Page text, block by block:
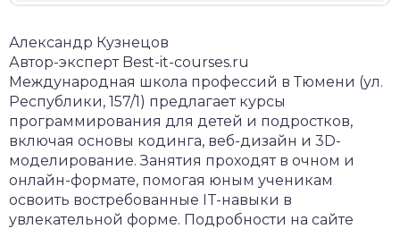
Александр Кузнецов
Автор-эксперт Best-it-courses.ru
Международная школа профессий в Тюмени (ул.
Республики, 157/1) предлагает курсы
программирования для детей и подростков,
включая основы кодинга, веб-дизайн и 3D-
моделирование. Занятия проходят в очном и
онлайн-формате, помогая юным ученикам
освоить востребованные IT-навыки в
увлекательной форме. Подробности на сайте